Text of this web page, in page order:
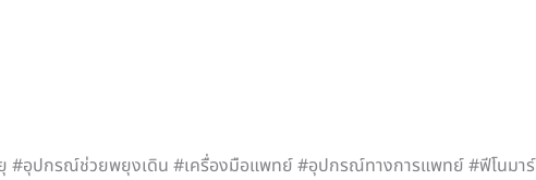
ยุ #อุปกรณ์ช่วยพยุงเดิน #เครื่องมือแพทย์ #อุปกรณ์ทางการแพทย์ #ฟีโนมาร์